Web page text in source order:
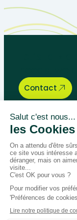
Contact
Bégénat
Level of
News
Return policy
Follow us on